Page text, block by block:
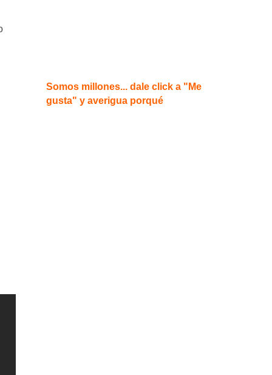
Somos millones... dale click a "Me
gusta" y averigua porqué